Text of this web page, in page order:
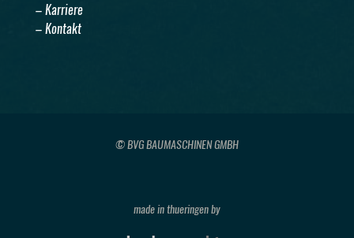
– Karriere
– Kontakt
© BVG BAUMASCHINEN GMBH
made in thueringen by